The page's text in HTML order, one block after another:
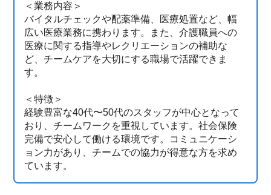
＜業務内容＞
バイタルチェックや配薬準備、医療処置など、幅
広い医療業務に携わります。また、介護職員への
医療に関する指導やレクリエーションの補助な
ど、チームケアを大切にする職場で活躍できま
す。
＜特徴＞
経験豊富な40代〜50代のスタッフが中心となって
おり、チームワークを重視しています。社会保険
完備で安心して働ける環境です。コミュニケーシ
ョン力があり、チームでの協力が得意な方を求め
ています。